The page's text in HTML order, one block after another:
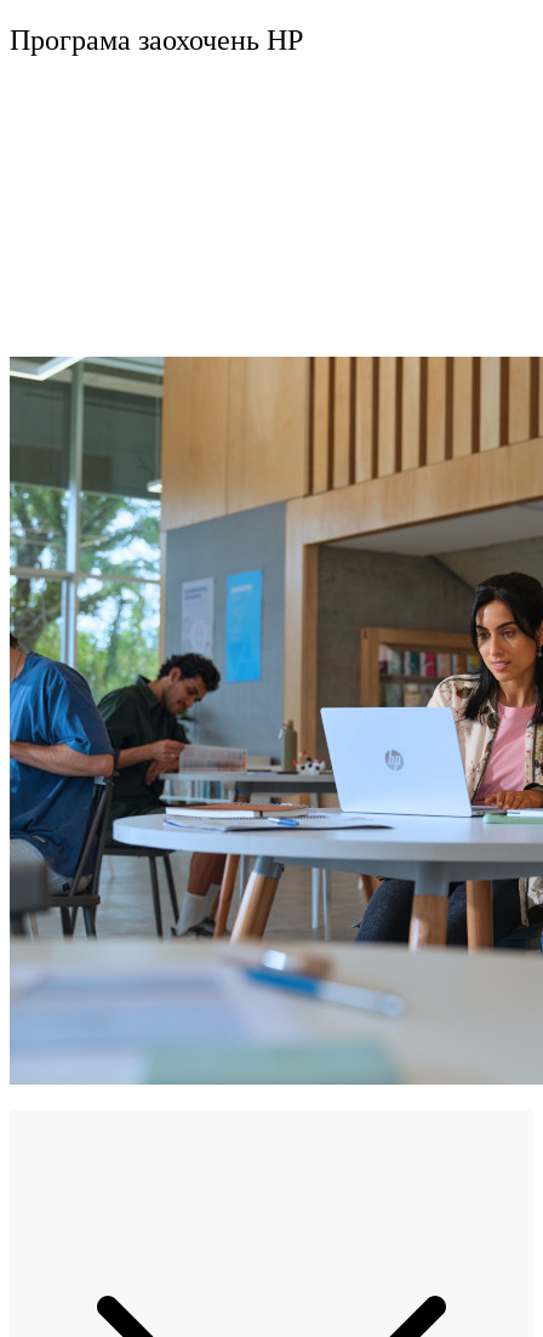
Програма заохочень HP